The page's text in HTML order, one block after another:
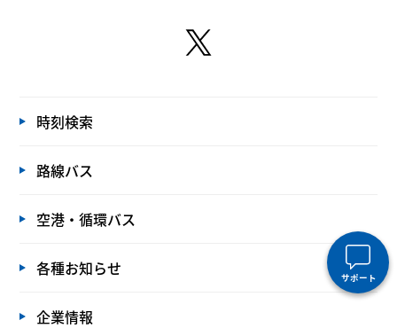
サポート
時刻検索
路線バス
空港・循環バス
各種お知らせ
企業情報